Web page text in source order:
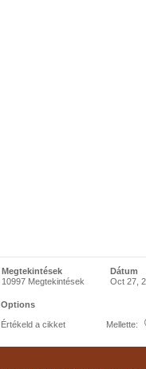
Megtekintések
Dátum
10997 Megtekintések
Oct 27,
Options
Értékeld a cikket Mellette: